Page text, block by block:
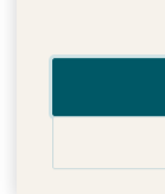
Fotobücher
Fotohalter